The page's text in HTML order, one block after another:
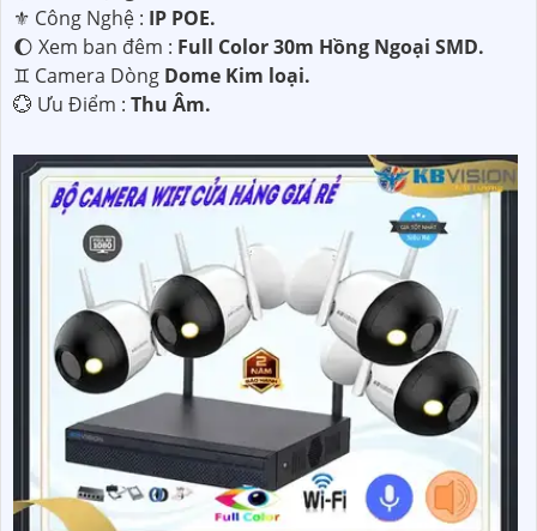
⚜️ Công Nghệ : IP POE.
🌔 Xem ban đêm : Full Color 30m Hồng Ngoại SMD.
♊ Camera Dòng Dome Kim loại.
️💮 Ưu Điểm : Thu Âm.